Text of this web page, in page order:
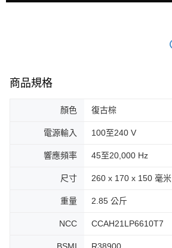
商品規格
顏色 復古棕
電源輸入 100至240 V
響應頻率 45至20,000 Hz
尺寸 260 x 170 x 150 毫米
重量 2.85 公斤
NCC CCAH21LP6610T7